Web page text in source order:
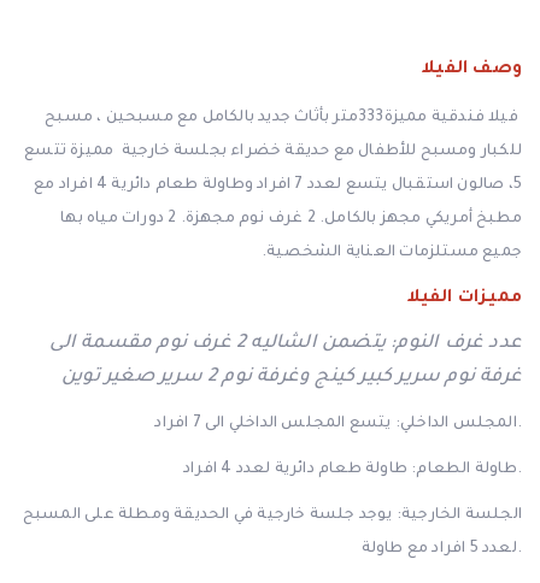
وصف الفيلا
333متر بأثاث جديد بالكامل مع مسبحين ، مسبح
للكبار ومسبح للأطفال مع حديقة خضراء بجلسة خارجية مميزة تتسع
5، صالون استقبال يتسع لعدد 7 افراد وطاولة طعام دائرية 4 افراد مع
مطبخ أمريكي مجهز بالكامل. 2 غرف نوم مجهزة. 2 دورات مياه بها
جميع مستلزمات العناية الشخصية.
مميزات الفيلا
عدد غرف النوم: يتضمن الشاليه 2 غرف نوم مقسمة الى
غرفة نوم سرير كبير كينج وغرفة نوم 2 سرير صغير توين
المجلس الداخلي: يتسع المجلس الداخلي الى 7 افراد.
طاولة الطعام: طاولة طعام دائرية لعدد 4 افراد.
الجلسة الخارجية: يوجد جلسة خارجية في الحديقة ومطلة على المسبح
لعدد 5 افراد مع طاولة.